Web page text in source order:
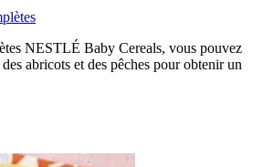
NESTLÉ Baby Cereals, vous pouvez
abricots et des pêches pour obtenir un